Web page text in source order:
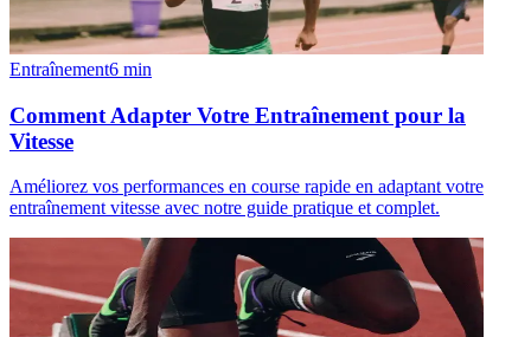
Entraînement6 min
Comment Adapter Votre Entraînement pour la
Vitesse
Améliorez vos performances en course rapide en adaptant votre
entraînement vitesse avec notre guide pratique et complet.